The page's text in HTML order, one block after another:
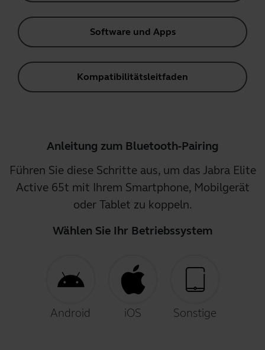
Software und Apps
Kompatibilitätsleitfaden
Anleitung zum Bluetooth-Pairing
Führen Sie diese Schritte aus, um das Jabra Elite
Active 65t mit Ihrem Smartphone, Mobilgerät
oder Tablet zu koppeln.
Wählen Sie Ihr Betriebssystem
Android iOS Sonstige